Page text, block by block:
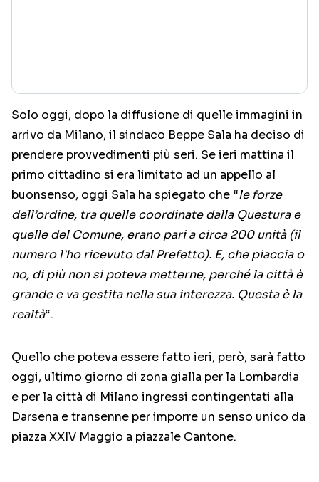
Solo oggi, dopo la diffusione di quelle immagini in
arrivo da Milano, il sindaco Beppe Sala ha deciso di
prendere provvedimenti più seri. Se ieri mattina il
primo cittadino si era limitato ad un appello al
buonsenso, oggi Sala ha spiegato che “le forze
dell’ordine, tra quelle coordinate dalla Questura e
quelle del Comune, erano pari a circa 200 unità (il
numero l’ho ricevuto dal Prefetto). E, che piaccia o
no, di più non si poteva metterne, perché la città è
grande e va gestita nella sua interezza. Questa è la
realtà“.
Quello che poteva essere fatto ieri, però, sarà fatto
oggi, ultimo giorno di zona gialla per la Lombardia
e per la città di Milano ingressi contingentati alla
Darsena e transenne per imporre un senso unico da
piazza XXIV Maggio a piazzale Cantone.